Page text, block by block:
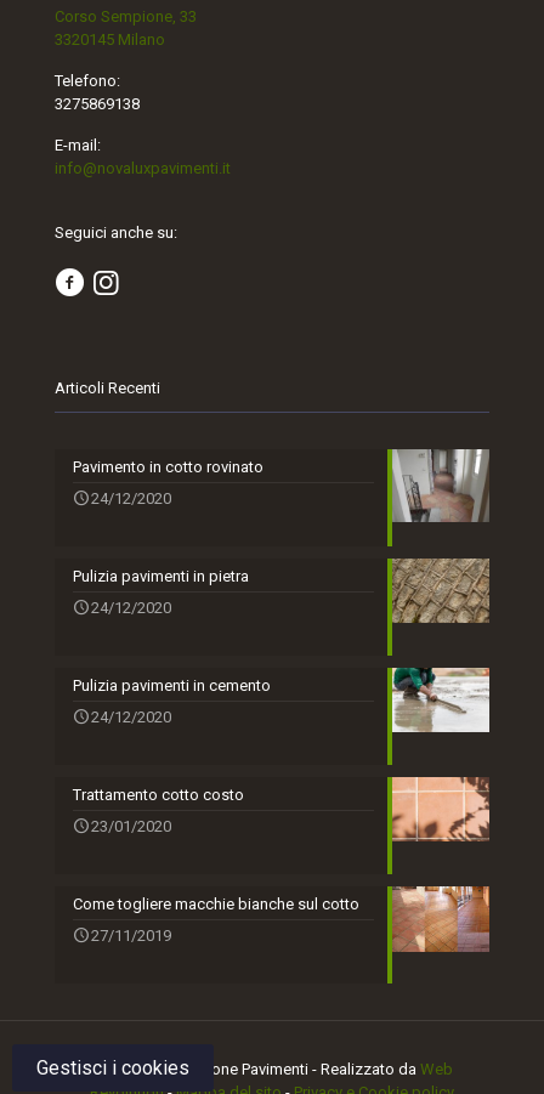
Corso Sempione, 33
3320145 Milano
Telefono:
3275869138
E-mail:
info@novaluxpavimenti.it
Seguici anche su:
Articoli Recenti
Pavimento in cotto rovinato
24/12/2020
Pulizia pavimenti in pietra
24/12/2020
Pulizia pavimenti in cemento
24/12/2020
Trattamento cotto costo
23/01/2020
Come togliere macchie bianche sul cotto
27/11/2019
© 2018 Manutezione Pavimenti - Realizzato da Web
Gestisci i cookies